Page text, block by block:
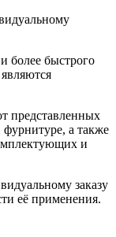
более быстрого
представленных
фурнитуре, а также
и
заказу
её применения.